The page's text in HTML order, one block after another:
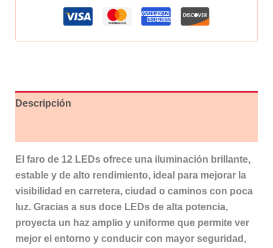
Descripción
El faro de 12 LEDs ofrece una iluminación brillante,
estable y de alto rendimiento, ideal para mejorar la
visibilidad en carretera, ciudad o caminos con poca
luz. Gracias a sus doce LEDs de alta potencia,
proyecta un haz amplio y uniforme que permite ver
mejor el entorno y conducir con mayor seguridad,